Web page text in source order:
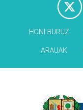
HONI BURUZ
ARAUAK